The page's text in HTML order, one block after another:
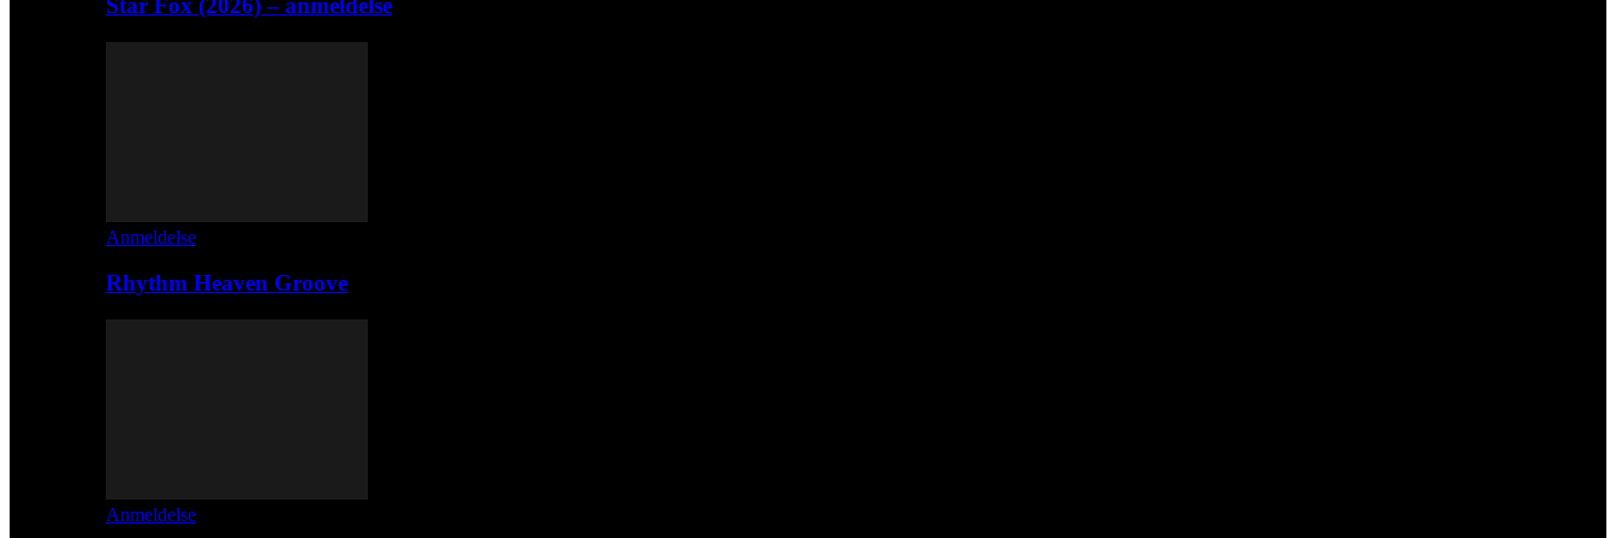
Star Fox (2026) – anmeldelse
Anmeldelse
Rhythm Heaven Groove
Anmeldelse